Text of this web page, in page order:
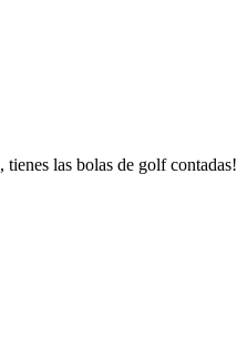
las bolas de golf contadas!